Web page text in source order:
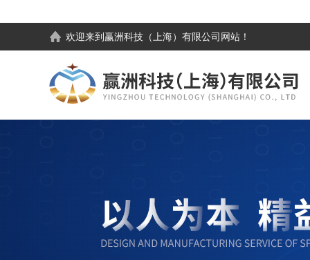
欢迎来到 赢洲科技（上海）有限公司 网站！